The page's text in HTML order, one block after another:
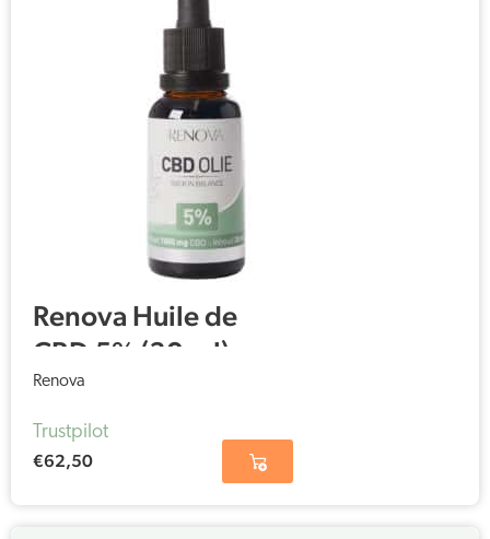
Renova Huile de
CBD 5% (30 ml)
Renova
Trustpilot
€62,50